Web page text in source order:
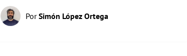
PorSimón López Ortega